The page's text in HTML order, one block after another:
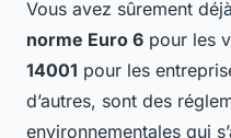
Vous avez sûrement
norme Euro 6 pour les
14001 pour les
d’autres, sont des
environnementales qui